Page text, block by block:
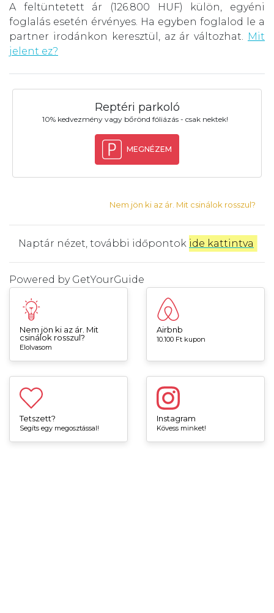
A feltüntetett ár (126.800 HUF) külön, egyéni
foglalás esetén érvényes. Ha egyben foglalod le a
partner irodánkon keresztül, az ár változhat. Mit
jelent ez?
Reptéri parkoló
10% kedvezmény vagy bőrönd fóliázás - csak nektek!
MEGNÉZEM
Nem jön ki az ár. Mit csinálok rosszul?
Naptár nézet, további időpontok ide kattintva
Powered by GetYourGuide
Nem jön ki az ár. Mit
csinálok rosszul?
Elolvasom
Airbnb
10.100 Ft kupon
Tetszett?
Segíts egy megosztással!
Instagram
Kövess minket!